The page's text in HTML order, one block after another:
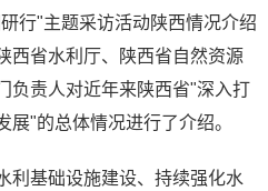
行"主题采访活动陕西情况介绍
西省水利厅、陕西省自然资源
负责人对近年来陕西省"深入打
"的总体情况进行了介绍。
利基础设施建设、持续强化水